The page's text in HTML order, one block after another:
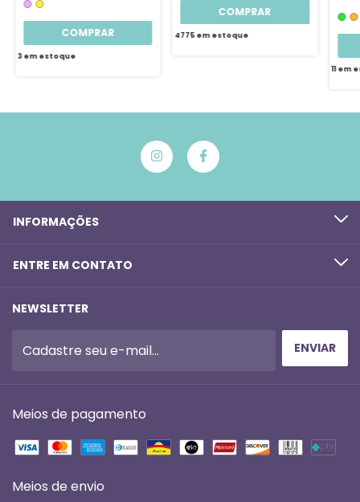
COMPRAR
3em estoque
COMPRAR
4775em estoque
11em
INFORMAÇÕES
ENTRE EM CONTATO
NEWSLETTER
Meios de pagamento
Meios de envio